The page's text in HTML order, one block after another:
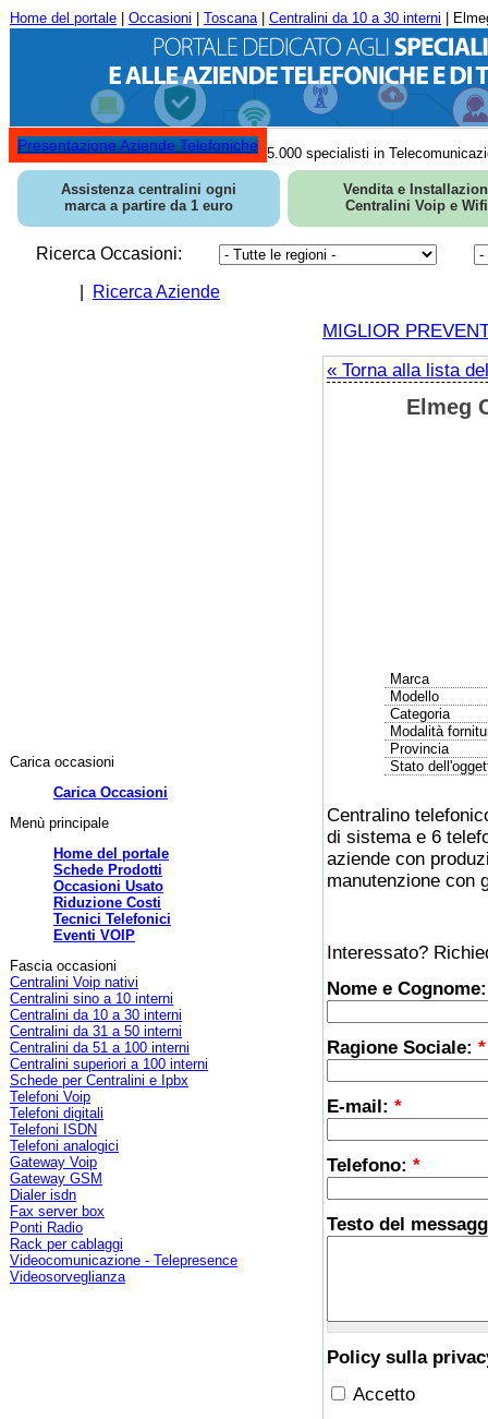
Home del portale Occasioni Toscana| Centralini da 10 a 30 interni |
Presentazione Aziende Telefoniche 5.000 specialisti in
Assistenza centralini ogni
marca a partire da 1 euro
Vendita e
Centralini Voip e
Ricerca Occasioni:
Ricerca Aziende
Carica occasioni
Carica Occasioni
Menù principale
Home del portale
Schede Prodotti
Occasioni Usato
Riduzione Costi
Tecnici Telefonici
Eventi VOIP
Fascia occasioni
Centralini Voip nativi
Centralini sino a 10 interni
Centralini da 10 a 30 interni
Centralini da 31 a 50 interni
Centralini da 51 a 100 interni
Centralini superiori a 100 interni
Schede per Centralini e Ipbx
Telefoni Voip
Telefoni digitali
Telefoni ISDN
Telefoni analogici
Gateway Voip
Gateway GSM
Dialer isdn
Fax server box
Ponti Radio
Rack per cablaggi
Videocomunicazione - Telepresence
Videosorveglianza
MIGLIOR
« Torna alla lista
Elmeg
Marca
Modello
Categoria
Modalità
Provincia
Stato
Centralino
di sistema e 6
aziende con
manutenzione
Interessato?
Nome e
Ragione Sociale: *
E-mail: *
Telefono: *
Testo del
Policy sulla
Accetto